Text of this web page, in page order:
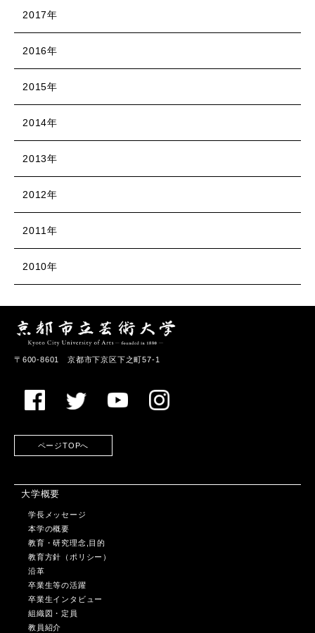
2017年
2016年
2015年
2014年
2013年
2012年
2011年
2010年
〒600-8601 京都市下京区下之町57-1
ページTOPへ
大学概要
学長メッセージ
本学の概要
教育・研究理念,目的
教育方針（ポリシー）
沿革
卒業生等の活躍
卒業生インタビュー
組織図・定員
教員紹介